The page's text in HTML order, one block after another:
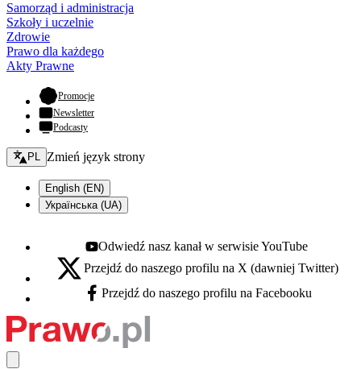
Samorząd i administracja
Szkoły i uczelnie
Zdrowie
Prawo dla każdego
Akty Prawne
Promocje- otwiera się w nowej karcie
Newsletter
Podcasty
Zmień język - bieżący:
PL Zmień język strony
English (EN)
Українська (UA)
Youtube - otwiera się w nowej karcie
Odwiedź nasz kanał w serwisie YouTube
X - otwiera się w nowej karcie
Przejdź do naszego profilu na X (dawniej Twitter)
Facebook - otwiera się w nowej karcie
Przejdź do naszego profilu na Facebooku